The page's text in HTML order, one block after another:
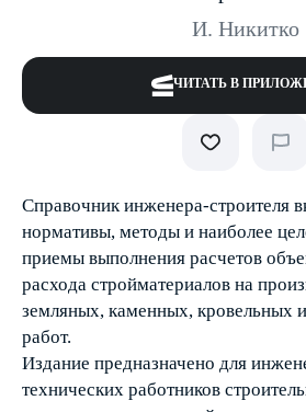
И. Никитко
ЧИТАТЬ В
Справочник инженера-строителя
нормативы, методы и наиболее
приемы выполнения расчетов
расхода стройматериалов на
земляных, каменных, кровельных
работ.
Издание предназначено для
технических работников